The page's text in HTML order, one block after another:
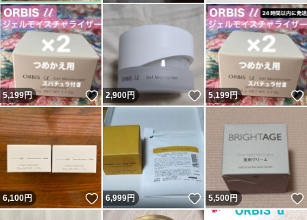
5,199円 いいね！
2,900円 いいね！
5,199円
6,100円 いいね！
6,999円 いいね！
5,500円